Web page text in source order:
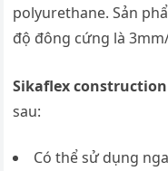
polyurethane. Sản
độ đông cứng là
Sikaflex construction
sau:
Có thể sử dụng